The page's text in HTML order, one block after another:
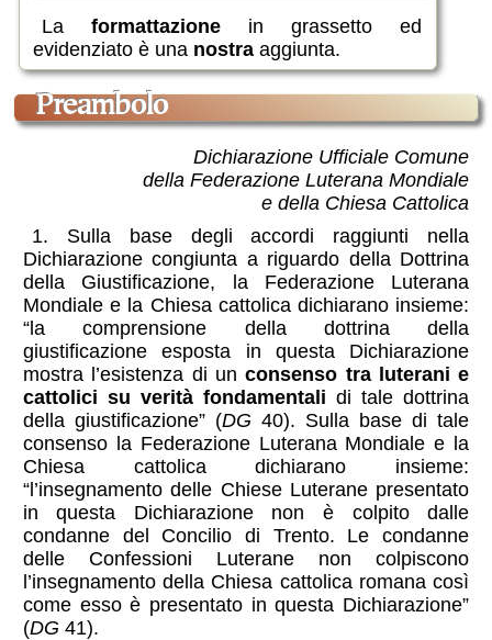
Laformattazione in grassetto ed
evidenziato è una nostraaggiunta.
preambolo
Dichiarazione Ufficiale Comune
della Federazione Luterana Mondiale
e della Chiesa Cattolica
1. Sulla base degli accordi raggiunti nella
Dichiarazione congiunta a riguardo della Dottrina
della Giustificazione, la Federazione Luterana
Mondiale e la Chiesa cattolica dichiarano insieme:
“la comprensione della dottrina della
giustificazione esposta in questa Dichiarazione
mostra l’esistenza di unconsenso tra luterani e
cattolici su verità fondamentali di tale dottrina
della giustificazione” (DG 40). Sulla base di tale
consenso la Federazione Luterana Mondiale e la
Chiesa cattolica dichiarano insieme:
“l’insegnamento delle Chiese Luterane presentato
in questa Dichiarazione non è colpito dalle
condanne del Concilio di Trento. Le condanne
delle Confessioni Luterane non colpiscono
l’insegnamento della Chiesa cattolica romana così
come esso è presentato in questa Dichiarazione”
(DG 41).